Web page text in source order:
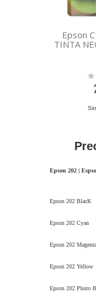
Epson
TINTA
Epson 202 |
Epson 202 BlacK
Epson 202 Cyan
Epson 202 Magenta
Epson 202 Yellow
Epson 202 Photo